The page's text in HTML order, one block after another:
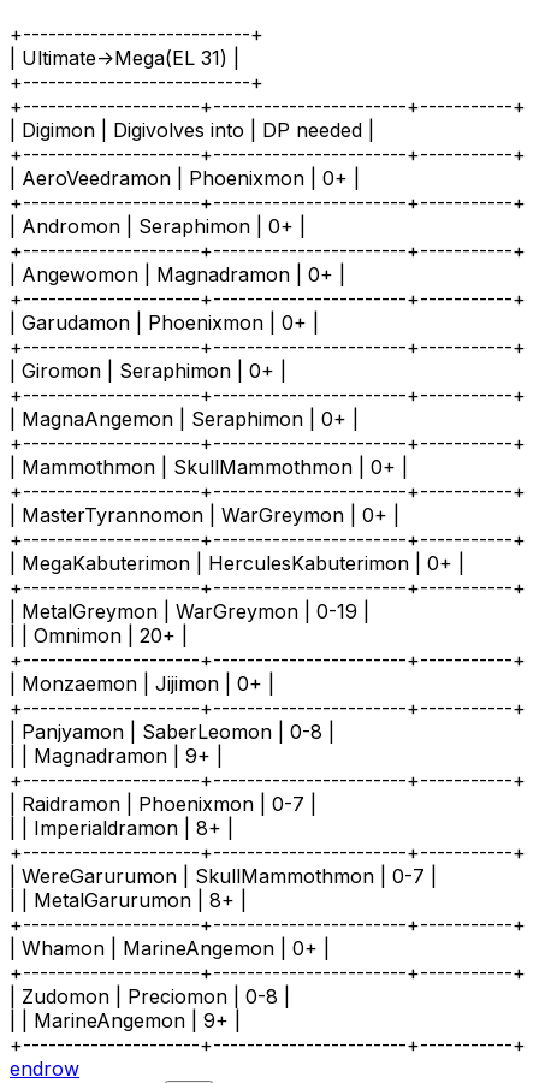
+---------------------------+
| Ultimate->Mega(EL 31) |
+---------------------------+
+---------------------+-----------------------+-----------+
| Digimon | Digivolves into | DP needed |
+---------------------+-----------------------+-----------+
| AeroVeedramon | Phoenixmon | 0+ |
+---------------------+-----------------------+-----------+
| Andromon | Seraphimon | 0+ |
+---------------------+-----------------------+-----------+
| Angewomon | Magnadramon | 0+ |
+---------------------+-----------------------+-----------+
| Garudamon | Phoenixmon | 0+ |
+---------------------+-----------------------+-----------+
| Giromon | Seraphimon | 0+ |
+---------------------+-----------------------+-----------+
| MagnaAngemon | Seraphimon | 0+ |
+---------------------+-----------------------+-----------+
| Mammothmon | SkullMammothmon | 0+ |
+---------------------+-----------------------+-----------+
| MasterTyrannomon | WarGreymon | 0+ |
+---------------------+-----------------------+-----------+
| MegaKabuterimon | HerculesKabuterimon | 0+ |
+---------------------+-----------------------+-----------+
| MetalGreymon | WarGreymon | 0-19 |
| | Omnimon | 20+ |
+---------------------+-----------------------+-----------+
| Monzaemon | Jijimon | 0+ |
+---------------------+-----------------------+-----------+
| Panjyamon | SaberLeomon | 0-8 |
| | Magnadramon | 9+ |
+---------------------+-----------------------+-----------+
| Raidramon | Phoenixmon | 0-7 |
| | Imperialdramon | 8+ |
+---------------------+-----------------------+-----------+
| WereGarurumon | SkullMammothmon | 0-7 |
| | MetalGarurumon | 8+ |
+---------------------+-----------------------+-----------+
| Whamon | MarineAngemon | 0+ |
+---------------------+-----------------------+-----------+
| Zudomon | Preciomon | 0-8 |
| | MarineAngemon | 9+ |
+---------------------+-----------------------+-----------+
endrow